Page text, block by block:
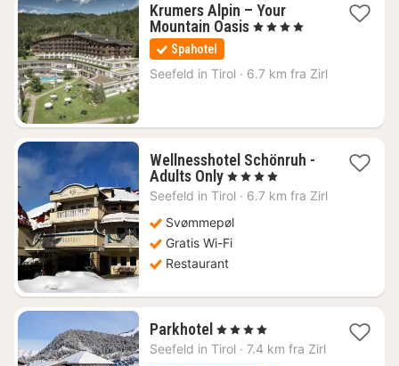
Krumers Alpin – Your
Mountain Oasis1
2273
, 4 Stjerner
Spahotel
Seefeld in Tirol · 6.7 km fra Zirl
Wellnesshotel Schönruh -
Adults Only1
nat
1259
kr.
, 4 Stjerner
Seefeld in Tirol · 6.7 km fra Zirl
Svømmepøl
Gratis Wi-Fi
Restaurant
Parkhotel 1
nat
, 4 Stjerner
Seefeld in Tirol · 7.4 km fra Zirl